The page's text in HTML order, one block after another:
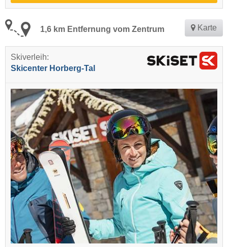
1,6 km Entfernung vom Zentrum Karte
Skiverleih:
Skicenter Horberg-Tal